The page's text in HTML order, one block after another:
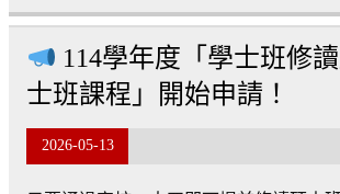
114學年度「學士班修
士班課程」開始申請！
2026-05-13